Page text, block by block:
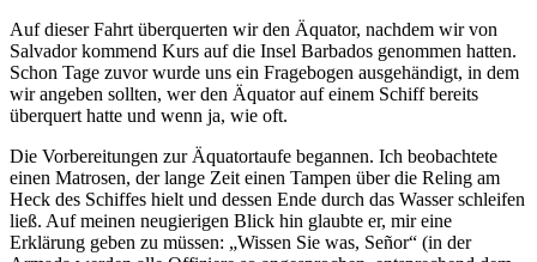
Auf dieser Fahrt überquerten wir den Äquator, nachdem wir von
Salvador kommend Kurs auf die Insel Barbados genommen hatten.
Schon Tage zuvor wurde uns ein Fragebogen ausgehändigt, in dem
wir angeben sollten, wer den Äquator auf einem Schiff bereits
überquert hatte und wenn ja, wie oft.
Die Vorbereitungen zur Äquatortaufe begannen. Ich beobachtete
einen Matrosen, der lange Zeit einen Tampen über die Reling am
Heck des Schiffes hielt und dessen Ende durch das Wasser schleifen
ließ. Auf meinen neugierigen Blick hin glaubte er, mir eine
Erklärung geben zu müssen:
Wissen Sie was, Señor
(in der